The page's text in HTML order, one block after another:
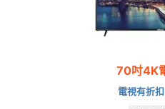
70吋4K
電視有折